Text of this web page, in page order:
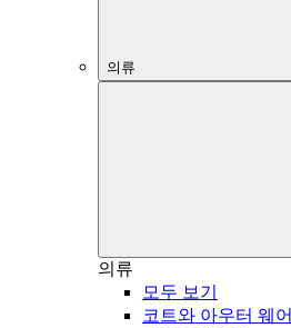
의류
의류
모두 보기
코트와 아우터 웨어